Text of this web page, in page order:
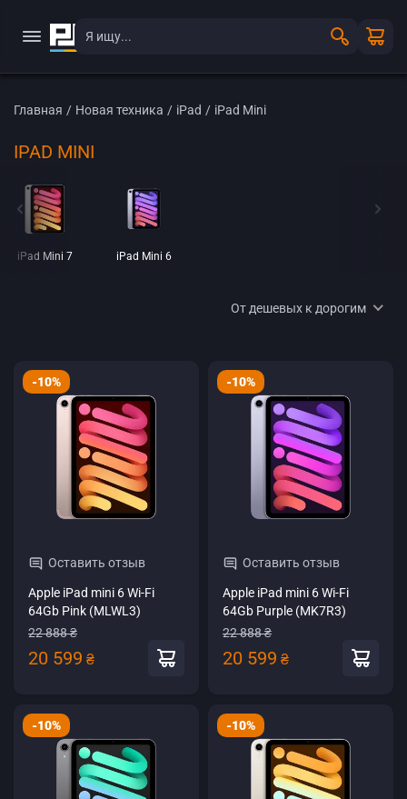
Главная / Новая техника / iPad / iPad Mini
IPAD MINI
iPad Mini 7 iPad Mini 6
От дешевых к дорогим
-10%
Оставить отзыв
Apple iPad mini 6 Wi-Fi
64Gb Pink (MLWL3)
22 888 ₴
20 599 ₴
-10%
Оставить отзыв
Apple iPad mini 6 Wi-Fi
64Gb Purple (MK7R3)
22 888 ₴
20 599 ₴
-10% -10%